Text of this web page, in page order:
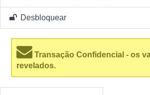
Desbloquear
Transação Confidencial - os
revelados.